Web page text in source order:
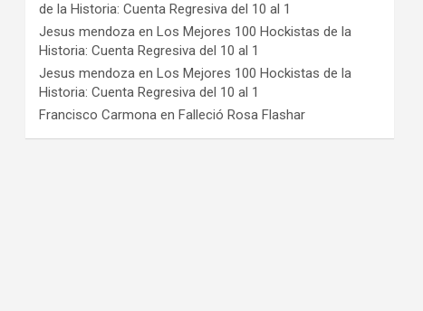
de la Historia: Cuenta Regresiva del 10 al 1
Jesus mendoza enLos Mejores 100 Hockistas de la
Historia: Cuenta Regresiva del 10 al 1
Jesus mendoza enLos Mejores 100 Hockistas de la
Historia: Cuenta Regresiva del 10 al 1
Francisco Carmona enFalleció Rosa Flashar